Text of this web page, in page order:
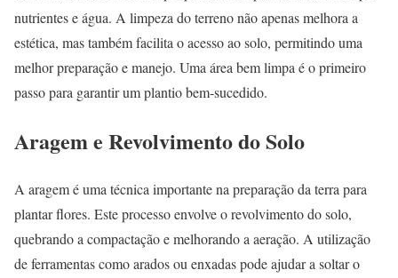
nutrientes e água. A limpeza do terreno não apenas melhora a
estética, mas também facilita o acesso ao solo, permitindo uma
melhor preparação e manejo. Uma área bem limpa é o primeiro
passo para garantir um plantio bem-sucedido.
Aragem e Revolvimento do Solo
A aragem é uma técnica importante na preparação da terra para
plantar flores. Este processo envolve o revolvimento do solo,
quebrando a compactação e melhorando a aeração. A utilização
de ferramentas como arados ou enxadas pode ajudar a soltar o